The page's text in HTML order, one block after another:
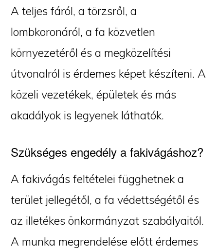
A teljes fáról, a törzsről, a
lombkoronáról, a fa közvetlen
környezetéről és a megközelítési
útvonalról is érdemes képet készíteni. A
közeli vezetékek, épületek és más
akadályok is legyenek láthatók.
Szükséges engedély a fakivágáshoz?
A fakivágás feltételei függhetnek a
terület jellegétől, a fa védettségétől és
az illetékes önkormányzat szabályaitól.
A munka megrendelése előtt érdemes